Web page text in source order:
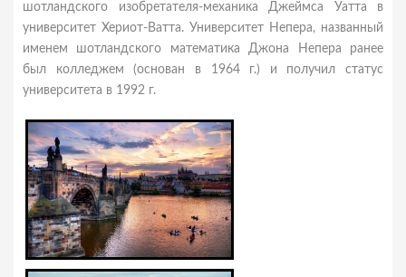
шотландского изобретателя-механика Джеймса Уатта в
университет Хериот-Ватта. Университет Непера, названный
именем шотландского математика Джона Непера ранее
был колледжем (основан в 1964 г.) и получил статус
университета в 1992 г.